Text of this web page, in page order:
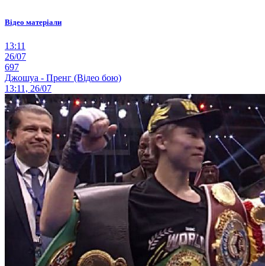
Відео матеріали
13:11
26/07
697
Джошуа - Пренг (Відео бою)
13:11, 26/07